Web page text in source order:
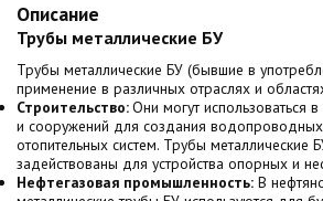
Описание
Трубы металлические БУ
Трубы металлические БУ (бывшие в
применение в различных отраслях и
Строительство:Они могут использоваться в
и сооружений для создания
отопительных систем. Трубы металлические
задействованы для устройства опорных и
Нефтегазовая промышленность: В